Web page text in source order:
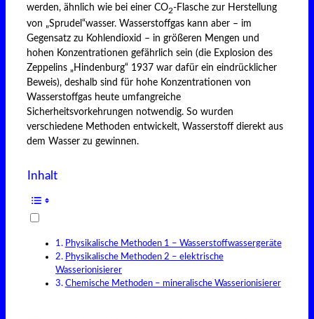
werden, ähnlich wie bei einer CO2-Flasche zur Herstellung
von „Sprudel“wasser. Wasserstoffgas kann aber – im
Gegensatz zu Kohlendioxid – in größeren Mengen und
hohen Konzentrationen gefährlich sein (die Explosion des
Zeppelins „Hindenburg“ 1937 war dafür ein eindrücklicher
Beweis), deshalb sind für hohe Konzentrationen von
Wasserstoffgas heute umfangreiche
Sicherheitsvorkehrungen notwendig. So wurden
verschiedene Methoden entwickelt, Wasserstoff dierekt aus
dem Wasser zu gewinnen.
Inhalt
Physikalische Methoden 1 – Wasserstoffwassergeräte
Physikalische Methoden 2 – elektrische
Wasserionisierer
Chemische Methoden – mineralische Wasserionisierer